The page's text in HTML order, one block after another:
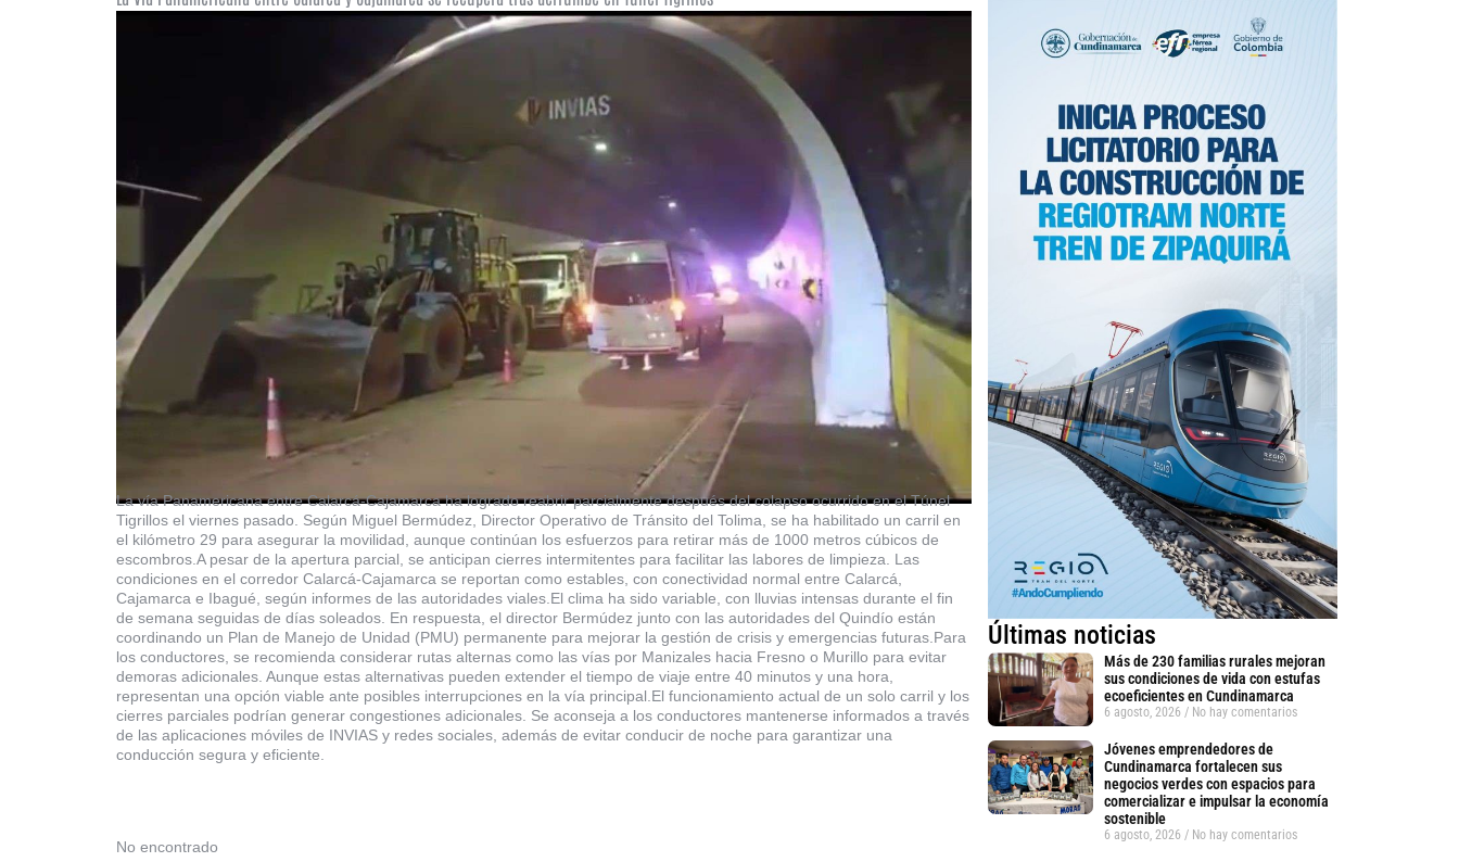
La vía Panamericana entre Calarcá-Cajamarca ha logrado reabrir parcialmente después del colapso ocurrido en el Túnel
Tigrillos el viernes pasado. Según Miguel Bermúdez, Director Operativo de Tránsito del Tolima, se ha habilitado un carril en
el kilómetro 29 para asegurar la movilidad, aunque continúan los esfuerzos para retirar más de 1000 metros cúbicos de
escombros.A pesar de la apertura parcial, se anticipan cierres intermitentes para facilitar las labores de limpieza. Las
condiciones en el corredor Calarcá-Cajamarca se reportan como estables, con conectividad normal entre Calarcá,
Cajamarca e Ibagué, según informes de las autoridades viales.El clima ha sido variable, con lluvias intensas durante el fin
de semana seguidas de días soleados. En respuesta, el director Bermúdez junto con las autoridades del Quindío están
coordinando un Plan de Manejo de Unidad (PMU) permanente para mejorar la gestión de crisis y emergencias futuras.Para
los conductores, se recomienda considerar rutas alternas como las vías por Manizales hacia Fresno o Murillo para evitar
demoras adicionales. Aunque estas alternativas pueden extender el tiempo de viaje entre 40 minutos y una hora,
representan una opción viable ante posibles interrupciones en la vía principal.El funcionamiento actual de un solo carril y los
cierres parciales podrían generar congestiones adicionales. Se aconseja a los conductores mantenerse informados a través
de las aplicaciones móviles de INVIAS y redes sociales, además de evitar conducir de noche para garantizar una
conducción segura y eficiente.
No encontrado
Últimas noticias
Más de 230 familias rurales mejoran
sus condiciones de vida con estufas
ecoeficientes en Cundinamarca
6 agosto, 2026 No hay comentarios
Jóvenes emprendedores de
Cundinamarca fortalecen sus
negocios verdes con espacios para
comercializar e impulsar la economía
sostenible
6 agosto, 2026 No hay comentarios